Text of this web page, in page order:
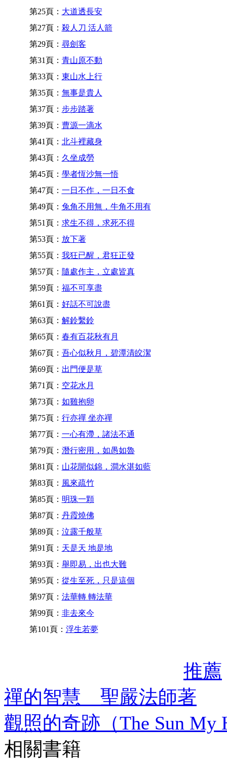
第25頁： 大道透長安
第27頁： 殺人刀 活人箭
第29頁： 尋劍客
第31頁： 青山原不動
第33頁： 東山水上行
第35頁： 無事是貴人
第37頁： 步步踏著
第39頁： 曹源一滴水
第41頁： 北斗裡藏身
第43頁： 久坐成勞
第45頁： 學者恆沙無一悟
第47頁： 一日不作，一日不食
第49頁： 兔角不用無，牛角不用有
第51頁： 求生不得，求死不得
第53頁： 放下著
第55頁： 我狂已醒，君狂正發
第57頁： 隨處作主，立處皆真
第59頁： 福不可享盡
第61頁： 好話不可說盡
第63頁： 解鈴繫鈴
第65頁： 春有百花秋有月
第67頁： 吾心似秋月，碧潭清皎潔
第69頁： 出門便是草
第71頁： 空花水月
第73頁： 如雞抱卵
第75頁： 行亦禪 坐亦禪
第77頁： 一心有滯，諸法不通
第79頁： 潛行密用，如愚如魯
第81頁： 山花開似錦，澗水湛如藍
第83頁： 風來疏竹
第85頁： 明珠一顆
第87頁： 丹霞燒佛
第89頁： 泣露千般草
第91頁： 天是天 地是地
第93頁： 舉即易，出也大難
第95頁： 從生至死，只是這個
第97頁： 法華轉 轉法華
第99頁： 非去來今
第101頁： 浮生若夢
推薦
禪的智慧 聖嚴法師著
觀照的奇跡（The Sun
相關書籍